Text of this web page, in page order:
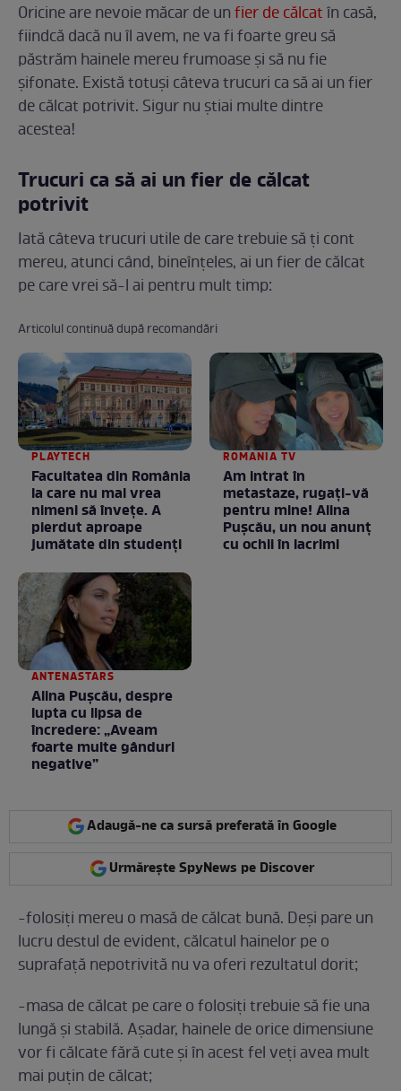
Oricine are nevoie măcar de unfier de călcatîn casă,
fiindcă dacă nu îl avem, ne va fi foarte greu să
păstrăm hainele mereu frumoase și să nu fie
șifonate. Există totuși câteva trucuri ca să ai un fier
de călcat potrivit. Sigur nu știai multe dintre
acestea!
Trucuri ca să ai un fier de călcat
potrivit
Iată câteva trucuri utile de care trebuie să ți cont
mereu, atunci când, bineînțeles, ai un fier de călcat
pe care vrei să-l ai pentru mult timp:
Articolul continuă după recomandări
PLAYTECH
Facultatea din România
la care nu mai vrea
nimeni să înveţe. A
pierdut aproape
jumătate din studenţi
ROMANIA TV
Am intrat în
metastaze, rugaţi-vă
pentru mine! Alina
Puşcău, un nou anunţ
cu ochii în lacrimi
ANTENASTARS
Alina Pușcău, despre
lupta cu lipsa de
încredere: „Aveam
foarte multe gânduri
negative”
Adaugă-ne ca sursă preferată în Google
Urmărește SpyNews pe Discover
-folosiți mereu o masă de călcat bună. Deși pare un
lucru destul de evident, călcatul hainelor pe o
suprafață nepotrivită nu va oferi rezultatul dorit;
-masa de călcat pe care o folosiți trebuie să fie una
lungă și stabilă. Așadar, hainele de orice dimensiune
vor fi călcate fără cute și în acest fel veți avea mult
mai puțin de călcat;